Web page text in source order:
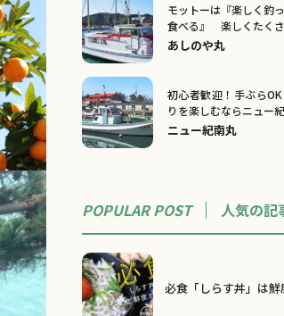
モットーは『楽しく釣
食べる』 楽しくたく
さい！
あしのや丸
初心者歓迎！手ぶら
りを楽しむならニュー
ニュー紀南丸
POPULAR POST 人気の記
必食「しらす丼」は鮮